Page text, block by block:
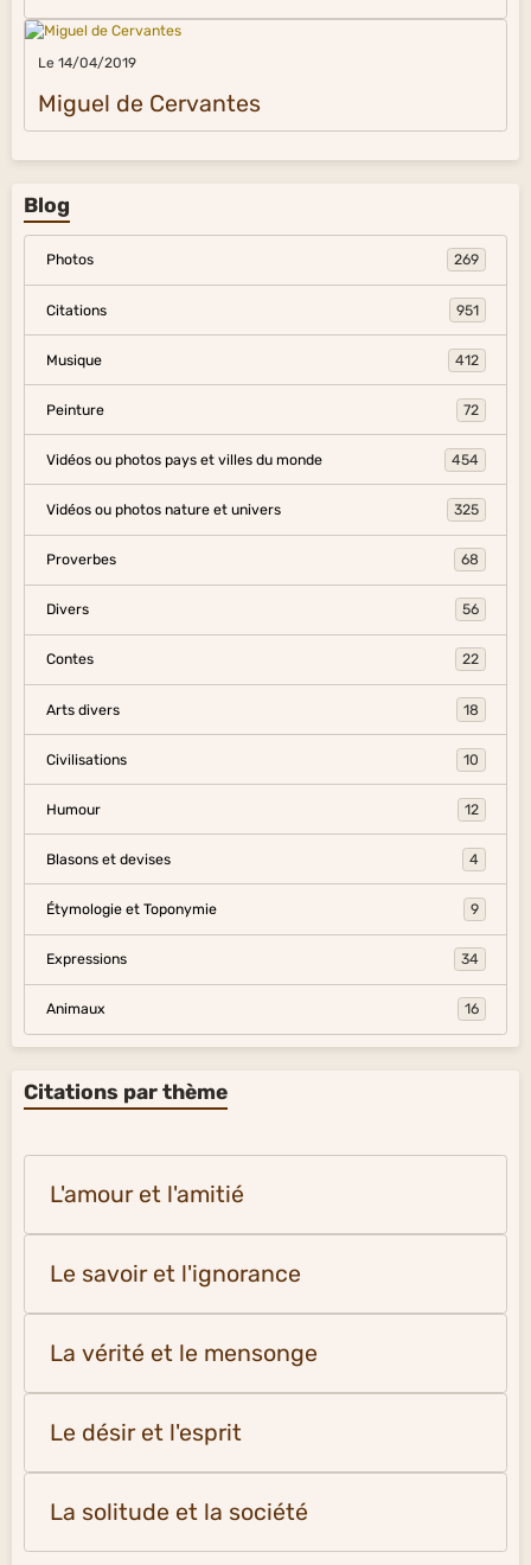
Le 14/04/2019
Miguel de Cervantes
Blog
Photos 269
Citations 951
Musique 412
Peinture 72
Vidéos ou photos pays et villes du monde 454
Vidéos ou photos nature et univers 325
Proverbes 68
Divers 56
Contes 22
Arts divers 18
Civilisations 10
Humour 12
Blasons et devises 4
Étymologie et Toponymie 9
Expressions 34
Animaux 16
Citations par thème
L'amour et l'amitié
Le savoir et l'ignorance
La vérité et le mensonge
Le désir et l'esprit
La solitude et la société